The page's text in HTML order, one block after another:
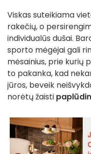
Viskas suteikiama
rakečių, o
individualūs dušai.
sporto mėgėjai gali
mėsainius, prie kurių
to pakanka, kad
jūros, beveik
norėtų žaisti